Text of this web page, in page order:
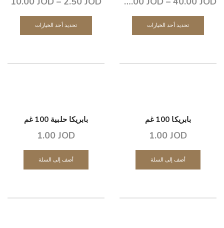
تحديد أحد الخيارات تحديد أحد الخيارات
بابريكا 100 غم
1.00 JOD
أضف إلى السلة
بابريكا حلبية 100 غم
1.00 JOD
أضف إلى السلة